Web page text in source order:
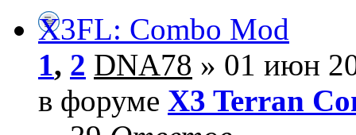
X3FL: Combo Mod
1, 2 DNA78 » 01 июн
в форуме X3 Terran